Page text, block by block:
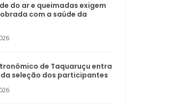
do ar e queimadas exigem
com a saúde da
de Taquaruçu entra
seleção dos participantes